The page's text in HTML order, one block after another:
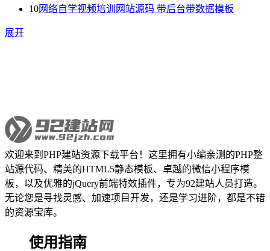
10网络自学视频培训网站源码 带后台带数据模板
展开
欢迎来到PHP建站资源下载平台！这里拥有小编亲测的PHP整
站源代码、精美的HTML5静态模板、卓越的微信小程序模
板，以及优雅的jQuery前端特效插件，专为92建站人员打造。
无论您是寻找灵感、加速项目开发，还是学习进阶，都是不错
的资源宝库。
使用指南